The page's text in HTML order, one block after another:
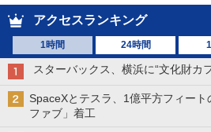
アクセスランキング
1時間 24時間
スターバックス、横浜に“文化財カ
SpaceXとテスラ、1億平方フィー
ファブ」着工